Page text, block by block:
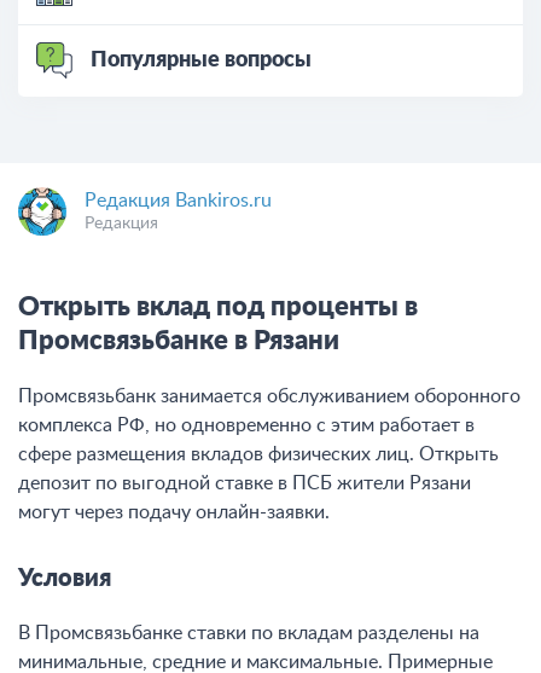
Популярные вопросы
Редакция Bankiros.ru
Редакция
Открыть вклад под проценты в
Промсвязьбанке в Рязани
Промсвязьбанк занимается обслуживанием оборонного
комплекса РФ, но одновременно с этим работает в
сфере размещения вкладов физических лиц. Открыть
депозит по выгодной ставке в ПСБ жители Рязани
могут через подачу онлайн-заявки.
Условия
В Промсвязьбанке ставки по вкладам разделены на
минимальные, средние и максимальные. Примерные